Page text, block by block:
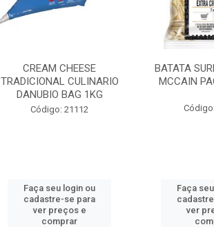
CREAM CHEESE
TRADICIONAL CULINARIO
DANUBIO BAG 1KG
Código: 21112
Faça seu login ou
cadastre-se para
ver preços e
comprar
BATATA
MCCAIN
Faça
ver